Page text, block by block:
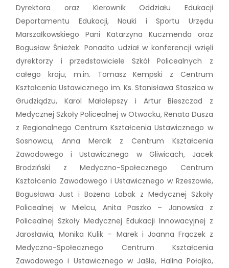
Dyrektora oraz Kierownik Oddziału Edukacji
Departamentu Edukacji, Nauki i Sportu Urzędu
Marszałkowskiego Pani Katarzyna Kuczmenda oraz
Bogusław Śnieżek. Ponadto udział w konferencji wzięli
dyrektorzy i przedstawiciele Szkół Policealnych z
całego kraju, m.in. Tomasz Kempski z Centrum
Kształcenia Ustawicznego im. Ks. Stanisława Staszica w
Grudziądzu, Karol Małolepszy i Artur Bieszczad z
Medycznej Szkoły Policealnej w Otwocku, Renata Dusza
z Regionalnego Centrum Kształcenia Ustawicznego w
Sosnowcu, Anna Mercik z Centrum Kształcenia
Zawodowego i Ustawicznego w Gliwicach, Jacek
Brodziński z Medyczno-Społecznego Centrum
Kształcenia Zawodowego i Ustawicznego w Rzeszowie,
Bogusława Just i Bożena Labak z Medycznej Szkoły
Policealnej w Mielcu, Anita Paszko – Janowska z
Policealnej Szkoły Medycznej Edukacji Innowacyjnej z
Jarosławia, Monika Kulik – Marek i Joanna Frączek z
Medyczno-Społecznego Centrum Kształcenia
Zawodowego i Ustawicznego w Jaśle, Halina Połojko,